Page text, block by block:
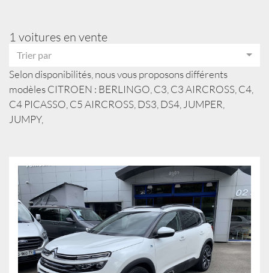
1 voitures en vente
Trier par
Selon disponibilités, nous vous proposons différents
modèles CITROEN : BERLINGO, C3, C3 AIRCROSS, C4,
C4 PICASSO, C5 AIRCROSS, DS3, DS4, JUMPER,
JUMPY,